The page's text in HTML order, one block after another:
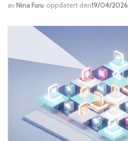
avNina Furu oppdatert den19/04/2026